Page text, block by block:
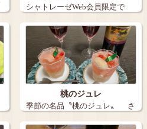
シャトレーゼWeb会員限定で
『炭火焼き珈…
桃のジュレ
季節の名品〝桃のジュレ〟 さ
まざまな…